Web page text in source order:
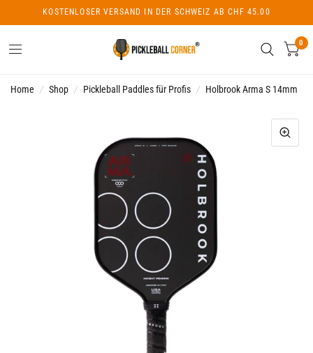
KOSTENLOSER VERSAND IN DER SCHWEIZ AB CHF 45.00
0
Home / Shop / Pickleball Paddles für Profis / Holbrook Arma S 14mm